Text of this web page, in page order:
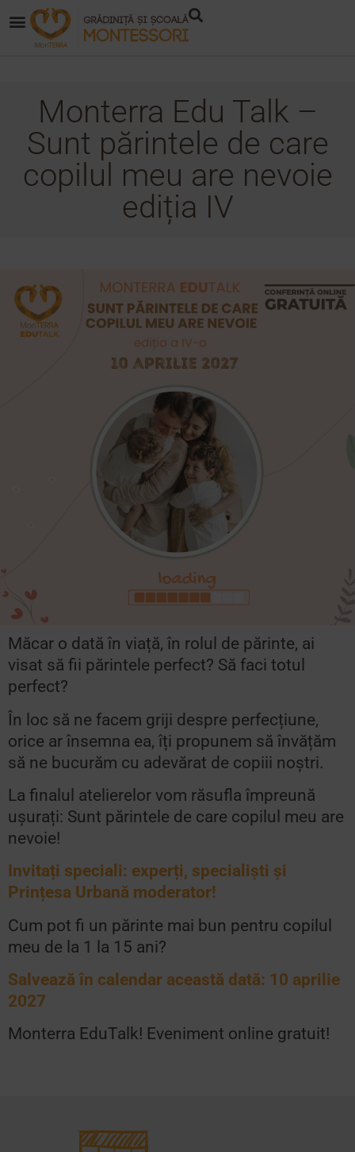
Monterra Edu Talk –
Sunt părintele de care
copilul meu are nevoie
ediția IV
Măcar o dată în viață, în rolul de părinte, ai
visat să fii părintele perfect? Să faci totul
perfect?
În loc să ne facem griji despre perfecțiune,
orice ar însemna ea, îți propunem să învățăm
să ne bucurăm cu adevărat de copiii noștri.
La finalul atelierelor vom răsufla împreună
ușurați: Sunt părintele de care copilul meu are
nevoie!
Invitați speciali: experți, specialiști și
Prințesa Urbană moderator!
Cum pot fi un părinte mai bun pentru copilul
meu de la 1 la 15 ani?
Salvează în calendar această dată: 10 aprilie
2027
Monterra EduTalk! Eveniment online gratuit!